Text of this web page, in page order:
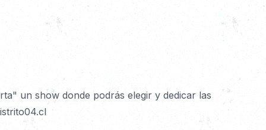
un show donde podrás elegir y dedicar las